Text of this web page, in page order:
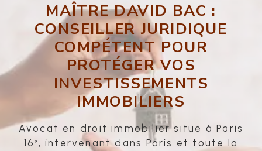
MAÎTRE DAVID BAC :
CONSEILLER JURIDIQUE
COMPÉTENT POUR
PROTÉGER VOS
INVESTISSEMENTS
IMMOBILIERS
Avocat en droit immobilier situé à Paris
16ᵉ, intervenant dans Paris et toute la